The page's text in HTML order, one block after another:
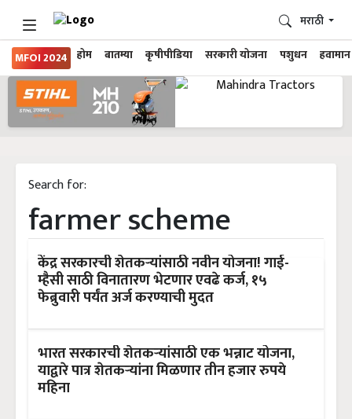
MFOI 2024 होम बातम्या कृषीपीडिया सरकारी योजना पशुधन हवामान
मराठी
Search for:
farmer scheme
केंद्र सरकारची शेतकऱ्यांसाठी नवीन योजना! गाई-
म्हैसी साठी विनातारण भेटणार एवढे कर्ज, १५
फेब्रुवारी पर्यंत अर्ज करण्याची मुदत
भारत सरकारची शेतकऱ्यांसाठी एक भन्नाट योजना,
याद्वारे पात्र शेतकऱ्यांना मिळणार तीन हजार रुपये
महिना